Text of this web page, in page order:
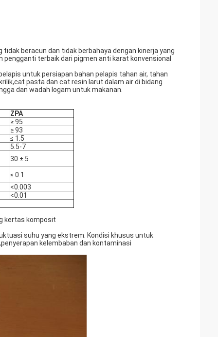
beracun dan tidak berbahaya dengan kinerja yang
terbaik dari pigmen anti karat konvensional
untuk persiapan bahan pelapis tahan air, tahan
pasta dan cat resin larut dalam air di bidang
dan wadah logam untuk makanan.
ZPA
≥ 95
≥ 93
≤ 1.5
5.5-7
30 ± 5
≤ 0.1
<0.003
<0.01
kertas komposit
suhu yang ekstrem. Kondisi khusus untuk
kelembaban dan kontaminasi